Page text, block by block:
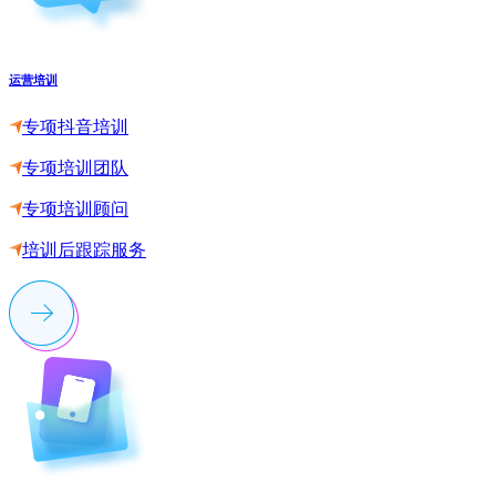
运营培训
专项抖音培训
专项培训团队
专项培训顾问
培训后跟踪服务